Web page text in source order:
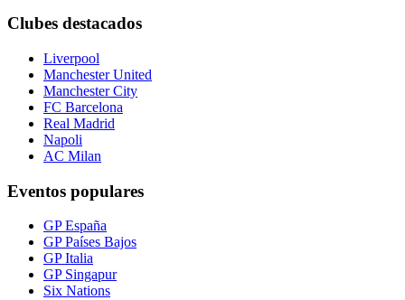
Clubes destacados
Liverpool
Manchester United
Manchester City
FC Barcelona
Real Madrid
Napoli
AC Milan
Eventos populares
GP España
GP Países Bajos
GP Italia
GP Singapur
Six Nations